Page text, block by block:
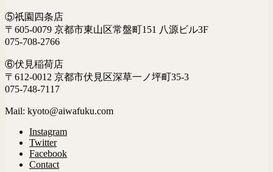
⑤祇園四条店
〒605-0079 京都市東山区常盤町151 八源ビル3F
075-708-2766
⑥伏見稲荷店
〒612-0012 京都市伏見区深草一ノ坪町35-3
075-748-7117
Mail: kyoto@aiwafuku.com
Instagram
Twitter
Facebook
Contact